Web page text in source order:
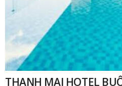
THANH MAI HOTEL